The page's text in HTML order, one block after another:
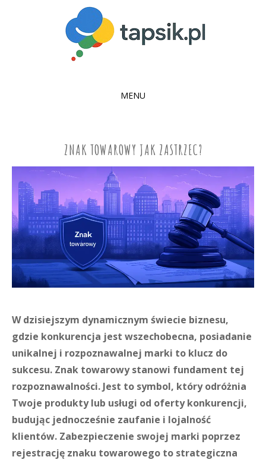
MENU
ZNAK TOWAROWY JAK ZASTRZEC?
W dzisiejszym dynamicznym świecie biznesu,
gdzie konkurencja jest wszechobecna, posiadanie
unikalnej i rozpoznawalnej marki to klucz do
sukcesu. Znak towarowy stanowi fundament tej
rozpoznawalności. Jest to symbol, który odróżnia
Twoje produkty lub usługi od oferty konkurencji,
budując jednocześnie zaufanie i lojalność
klientów. Zabezpieczenie swojej marki poprzez
rejestrację znaku towarowego to strategiczna